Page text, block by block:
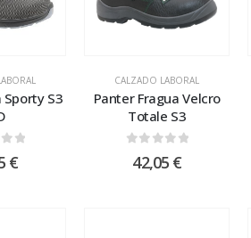
Sporty S3
€
CALZADO LABORAL
Panter Fragua Velcro
Totale S3
42,05 €